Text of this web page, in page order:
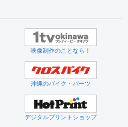
映像制作のことなら！
沖縄のバイク・パーツ
デジタルプリントショップ